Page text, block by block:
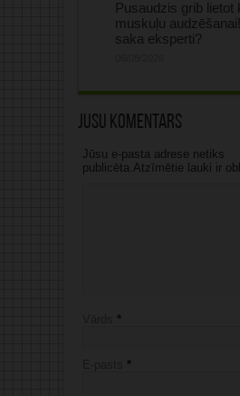
Pusaudzis grib lietot
muskuļu
saka eksperti?
Jūsu komentārs
Jūsu e-pasta adrese netiks
publicēta.Atzīmētie lauki ir
*
*